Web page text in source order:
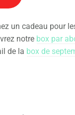
un cadeau pour
notre box par
de la box de